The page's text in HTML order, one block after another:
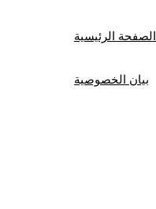
الصفحة الرئيسية
بيان الخصوصية